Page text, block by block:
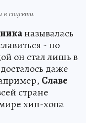
в соцсети.
называлась
- но
он стал лишь в
даже
Славе
стране
хип-хопа